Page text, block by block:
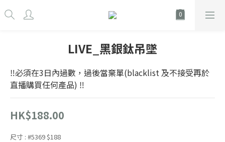
LIVE_黑銀鈦吊墜
‼️必須在3日內過數，過後當棄單(blacklist 及不接受再於
直播購買任何產品) ‼️
HK$188.00
尺寸 : #5369 $188